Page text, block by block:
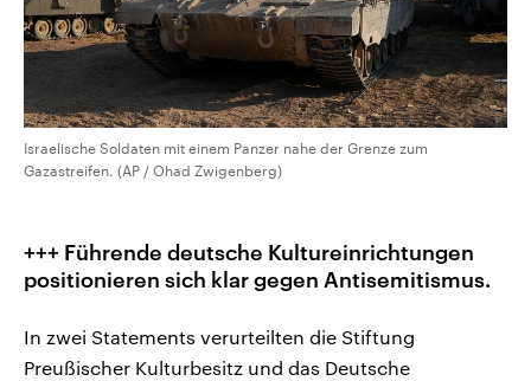
Israelische Soldaten mit einem Panzer nahe der Grenze zum
Gazastreifen. (AP / Ohad Zwigenberg)
+++ Führende deutsche Kultureinrichtungen
positionieren sich klar gegen Antisemitismus.
In zwei Statements verurteilten die Stiftung
Preußischer Kulturbesitz und das Deutsche